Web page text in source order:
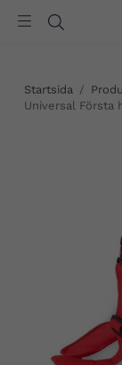
Startsida /
Universal Första